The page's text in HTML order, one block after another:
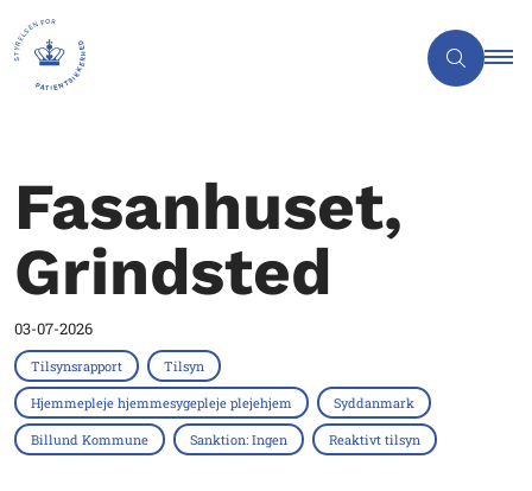
Fasanhuset,
Grindsted
03-07-2026
Tilsynsrapport Tilsyn
Hjemmepleje hjemmesygepleje plejehjem Syddanmark
Billund Kommune Sanktion: Ingen Reaktivt tilsyn